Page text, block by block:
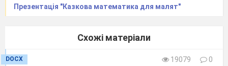
Презентація "Казкова математика для малят"
Схожі матеріали
DOCX 19079
0